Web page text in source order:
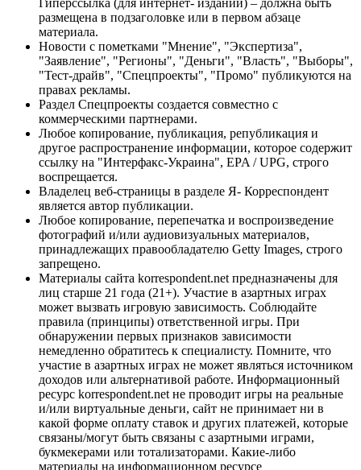
размещена в подзаголовке или в первом абзаце
материала.
Новости с пометками "Мнение", "Экспертиза",
"Заявление", "Регионы", "Деньги", "Власть", "Выборы",
"Тест-драйв", "Спецпроекты", "Промо" публикуются на
правах рекламы.
Раздел Спецпроекты создается совместно с
коммерческими партнерами.
Любое копирование, публикация, републикация и
другое распространение информации, которое содержит
ссылку на "Интерфакс-Украина", EPA / UPG, строго
воспрещается.
Владелец веб-страницы в разделе Я- Корреспондент
является автор публикации.
Любое копирование, перепечатка и воспроизведение
фотографий и/или аудиовизуальных материалов,
принадлежащих правообладателю Getty Images, строго
запрещено.
Материалы сайта korrespondent.net предназначены для
лиц старше 21 года (21+). Участие в азартных играх
может вызвать игровую зависимость. Соблюдайте
правила (принципы) ответственной игры. При
обнаружении первых признаков зависимости
немедленно обратитесь к специалисту. Помните, что
участие в азартных играх не может являться источником
доходов или альтернативой работе. Информационный
ресурс korrespondent.net не проводит игры на реальные
и/или виртуальные деньги, сайт не принимает ни в
какой форме оплату ставок и других платежей, которые
связаны/могут быть связаны с азартными играми,
букмекерами или тотализаторами. Какие-либо
материалы на информационном ресурсе